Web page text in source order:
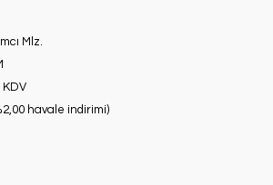
Mlz.
KDV
havale indirimi)